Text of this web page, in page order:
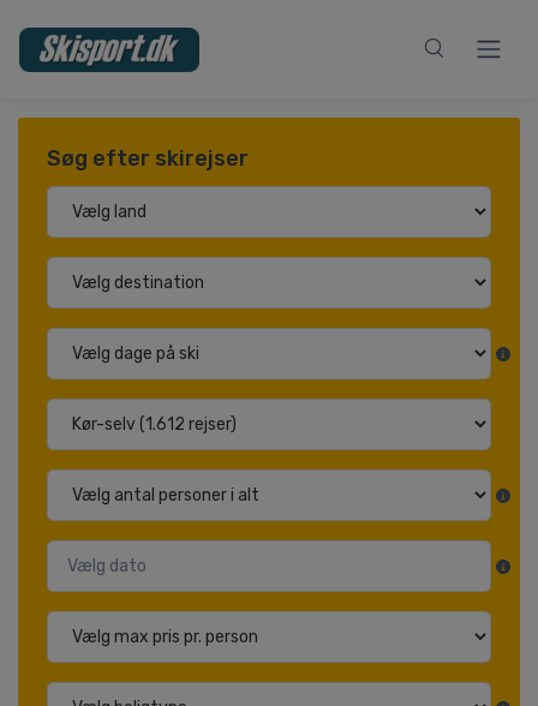
Søg efter skirejser